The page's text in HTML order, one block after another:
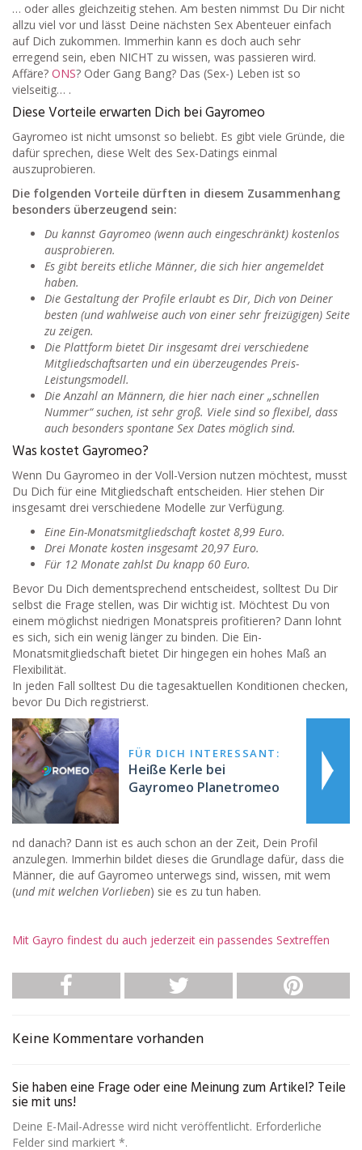
… oder alles gleichzeitig stehen. Am besten nimmst Du Dir nicht
allzu viel vor und lässt Deine nächsten Sex Abenteuer einfach
auf Dich zukommen. Immerhin kann es doch auch sehr
erregend sein, eben NICHT zu wissen, was passieren wird.
Affäre? ONS? Oder Gang Bang? Das (Sex-) Leben ist so
vielseitig… .
Diese Vorteile erwarten Dich bei Gayromeo
Gayromeo ist nicht umsonst so beliebt. Es gibt viele Gründe, die
dafür sprechen, diese Welt des Sex-Datings einmal
auszuprobieren.
Die folgenden Vorteile dürften in diesem Zusammenhang
besonders überzeugend sein:
Du kannst Gayromeo (wenn auch eingeschränkt) kostenlos
ausprobieren.
Es gibt bereits etliche Männer, die sich hier angemeldet
haben.
Die Gestaltung der Profile erlaubt es Dir, Dich von Deiner
besten (und wahlweise auch von einer sehr freizügigen) Seite
zu zeigen.
Die Plattform bietet Dir insgesamt drei verschiedene
Mitgliedschaftsarten und ein überzeugendes Preis-
Leistungsmodell.
Die Anzahl an Männern, die hier nach einer „schnellen
Nummer“ suchen, ist sehr groß. Viele sind so flexibel, dass
auch besonders spontane Sex Dates möglich sind.
Was kostet Gayromeo?
Wenn Du Gayromeo in der Voll-Version nutzen möchtest, musst
Du Dich für eine Mitgliedschaft entscheiden. Hier stehen Dir
insgesamt drei verschiedene Modelle zur Verfügung.
Eine Ein-Monatsmitgliedschaft kostet 8,99 Euro.
Drei Monate kosten insgesamt 20,97 Euro.
Für 12 Monate zahlst Du knapp 60 Euro.
Bevor Du Dich dementsprechend entscheidest, solltest Du Dir
selbst die Frage stellen, was Dir wichtig ist. Möchtest Du von
einem möglichst niedrigen Monatspreis profitieren? Dann lohnt
es sich, sich ein wenig länger zu binden. Die Ein-
Monatsmitgliedschaft bietet Dir hingegen ein hohes Maß an
Flexibilität.
In jeden Fall solltest Du die tagesaktuellen Konditionen checken,
bevor Du Dich registrierst.
FÜR DICH INTERESSANT:
Heiße Kerle bei
Gayromeo Planetromeo
nd danach? Dann ist es auch schon an der Zeit, Dein Profil
anzulegen. Immerhin bildet dieses die Grundlage dafür, dass die
Männer, die auf Gayromeo unterwegs sind, wissen, mit wem
(und mit welchen Vorlieben) sie es zu tun haben.
Mit Gayro findest du auch jederzeit ein passendes Sextreffen
Keine Kommentare vorhanden
Sie haben eine Frage oder eine Meinung zum Artikel? Teile
sie mit uns!
Deine E-Mail-Adresse wird nicht veröffentlicht. Erforderliche
Felder sind markiert *.